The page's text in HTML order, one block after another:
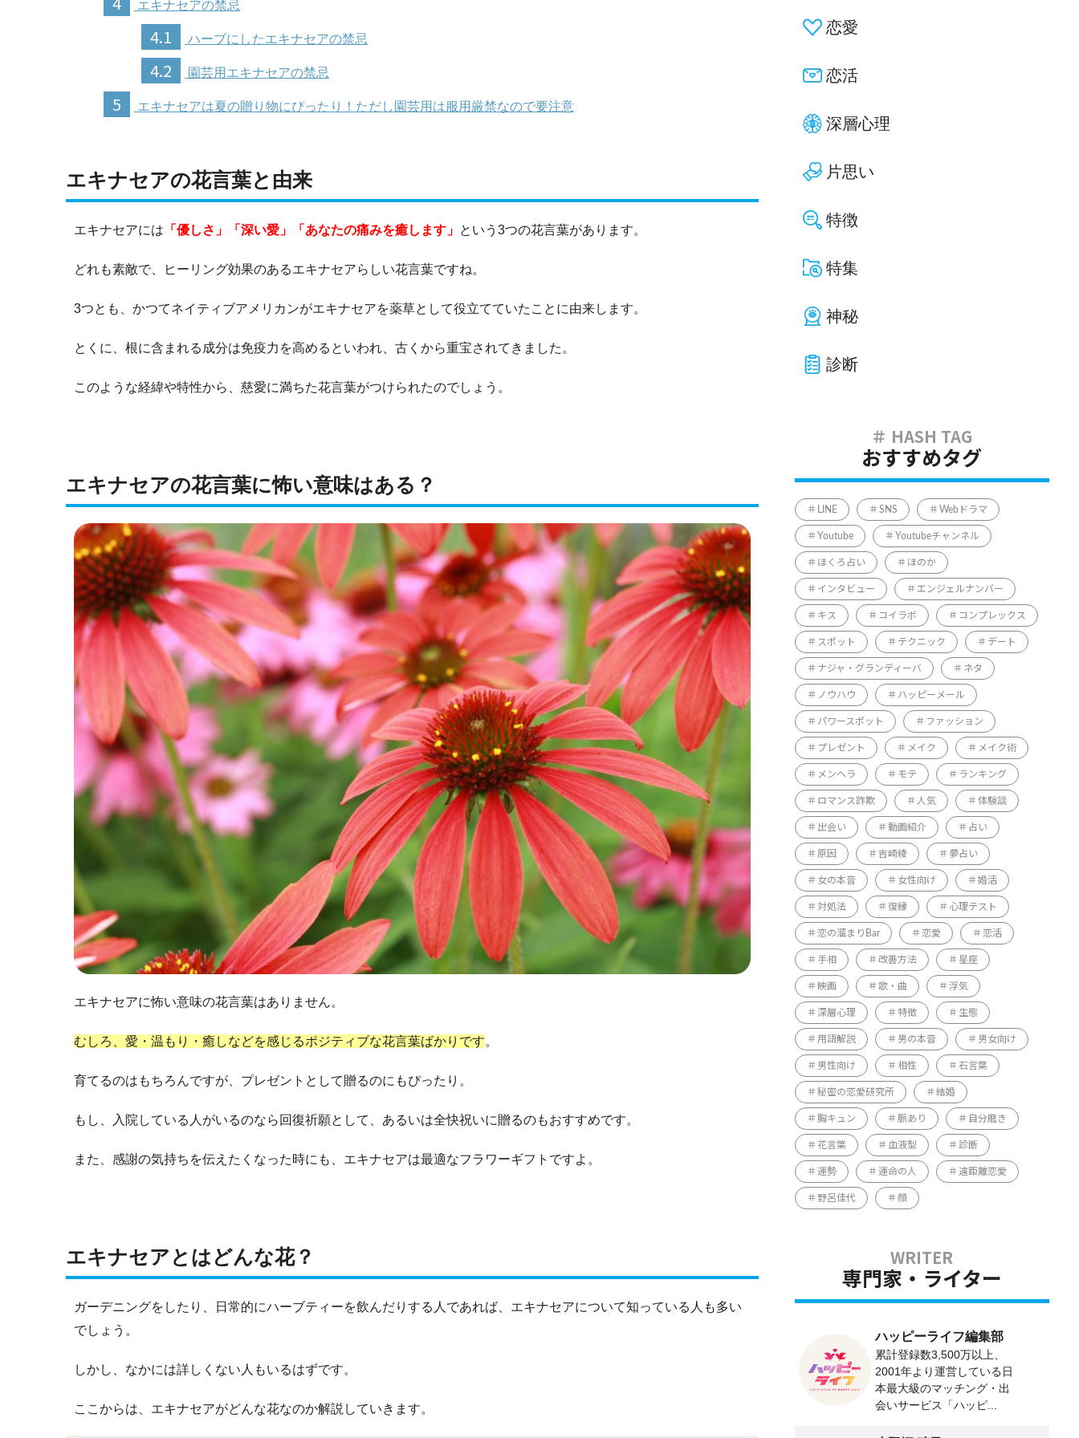
エキナセアの禁忌
4.1 ハーブにしたエキナセアの禁忌
4.2 園芸用エキナセアの禁忌
5 エキナセアは夏の贈り物にぴったり！ただし園芸用は服用厳禁なので要注意
エキナセアの花言葉と由来
エキナセアには 「優しさ」「深い愛」「あなたの痛みを癒します」 という3つの花言葉があります。
どれも素敵で、ヒーリング効果のあるエキナセアらしい花言葉ですね。
3つとも、かつてネイティブアメリカンがエキナセアを薬草として役立てていたことに由来します。
とくに、根に含まれる成分は免疫力を高めるといわれ、古くから重宝されてきました。
このような経緯や特性から、慈愛に満ちた花言葉がつけられたのでしょう。
エキナセアの花言葉に怖い意味はある？
エキナセアに怖い意味の花言葉はありません。
むしろ、愛・温もり・癒しなどを感じるポジティブな花言葉ばかりです。
育てるのはもちろんですが、プレゼントとして贈るのにもぴったり。
もし、入院している人がいるのなら回復祈願として、あるいは全快祝いに贈るのもおすすめです。
また、感謝の気持ちを伝えたくなった時にも、エキナセアは最適なフラワーギフトですよ。
エキナセアとはどんな花？
ガーデニングをしたり、日常的にハーブティーを飲んだりする人であれば、エキナセアについて知っている人も多い
でしょう。
しかし、なかには詳しくない人もいるはずです。
ここからは、エキナセアがどんな花なのか解説していきます。
恋愛
恋活
深層心理
片思い
特徴
特集
神秘
診断
おすすめタグ
LINE SNS Webドラマ
Youtube Youtubeチャンネル
ほくろ占い ほのか
インタビュー エンジェルナンバー
キス コイラボ コンプレックス
スポット テクニック デート
ナジャ・グランディーバ ネタ
ノウハウ ハッピーメール
パワースポット ファッション
プレゼント メイク メイク術
メンヘラ モテ ランキング
ロマンス詐欺 人気 体験談
出会い 動画紹介 占い
原因 吉崎綾 夢占い
女の本音 女性向け 婚活
対処法 復縁 心理テスト
恋の溜まりBar 恋愛 恋活
手相 改善方法 星座
映画 歌・曲 浮気
深層心理 特徴 生態
用語解説 男の本音 男女向け
男性向け 相性 石言葉
秘密の恋愛研究所 結婚
胸キュン 脈あり 自分磨き
花言葉 血液型 診断
運勢 運命の人 遠距離恋愛
野呂佳代 顔
専門家・ライター
ハッピーライフ編集部
累計登録数3,500万以上、
2001年より運営している日
本最大級のマッチング・出
会いサービス「ハッピ...